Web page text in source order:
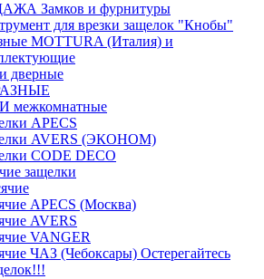
Замков и фурнитуры
для врезки защелок "Кнобы"
MOTTURA (Италия) и
дверные
APECS
AVERS (ЭКОНОМ)
CODE DECO
защелки
APECS (Москва)
AVERS
VANGER
ЧАЗ (Чебоксары) Остерегайтесь